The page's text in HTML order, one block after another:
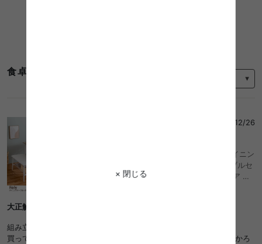
× 閉じる
食卓テーブル 白のレビュー
2025/12/26
4点セット 幅110cm ダイニングセット ダイニン
グ4点セット ダイニング ダイニングテーブルセ
ット ダイニングテーブル ダイニングチェア 食
大正解
組み立ての時に少し手こずったけど、高さも色も良き！
買って良かったし、値段安いのに良いものにであった！安かろう良かろ